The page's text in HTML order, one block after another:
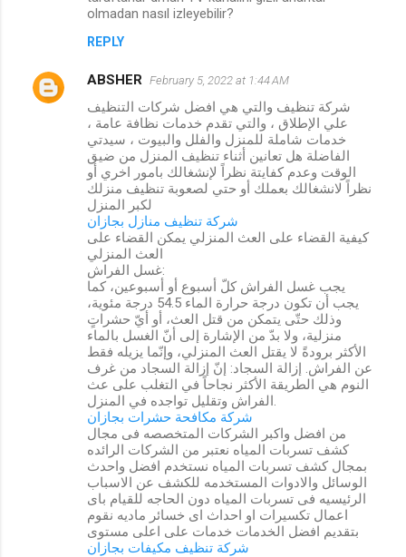
olmadan nasıl izleyebilir?
REPLY
ABSHER February 5, 2022 at 1:44 AM
شركة تنظيف والتي هي افضل شركات التنظيف
علي الإطلاق ، والتي تقدم خدمات نظافة عامة ،
خدمات شاملة للمنزل والفلل والبيوت ، سيدتي
الفاضلة هل تعانين أثناء تنظيف المنزل من ضيق
الوقت وعدم كفايتة نظراً لإنشغالك بامور اخري أو
نظراً لانشغالك بعملك أو حتي لصعوبة تنظيف منزلك
لكبر المنزل
شركة تنظيف منازل بجازان
كيفية القضاء على العث المنزلي يمكن القضاء على
العث المنزلي
غسل الفراش:
يجب غسل الفراش كلّ أسبوع أو أسبوعين، كما
يجب أن تكون درجة حرارة الماء 54.5 درجة مئوية،
وذلك حتّى يتمكن من قتل العث، أو أيّ حشراتٍ
منزلية، ولا بدّ من الإشارة إلى أنّ الغسل بالماء
الأكثر برودةً لا يقتل العث المنزلي، وإنّما يزيله فقط
عن الفراش. إزالة السجاد: إنّ إزالة السجاد من غرف
النوم هي الطريقة الأكثر نجاحاً في التغلب على عث
شركة مكافحة حشرات بجازان
من افضل واكبر الشركات المتخصصه فى مجال
كشف تسربات المياه نعتبر من الشركات الرائده
بمجال كشف تسربات المياه نستخدم افضل واحدث
الوسائل والادوات المستخدمه للكشف عن الاسباب
الرئيسيه فى تسربات المياه دون الحاجه للقيام باى
اعمال تكسيرات او احداث اى خسائر ماديه نقوم
بتقديم افضل الخدمات خدمات على اعلى مستوى
شركة تنظيف مكيفات بجازان